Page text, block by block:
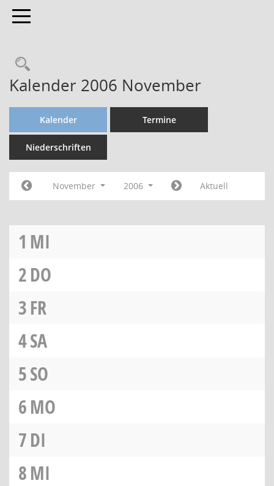
Toggle navigation
Kalender 2006 November
Kalender Termine
Niederschriften
November 2006 Aktuell
1 MI
2DO
3FR
4SA
5SO
6MO
7DI
8MI